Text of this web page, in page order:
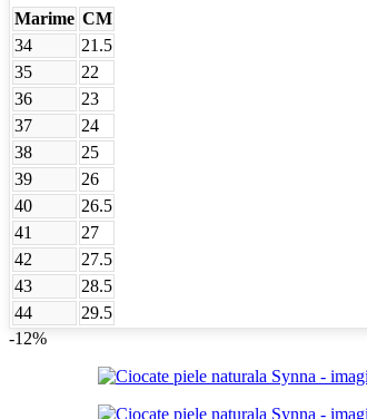
Marime CM
34
21.5
35
22
36
23
37
24
38
25
39
26
40
26.5
41
27
42
27.5
43
28.5
44
29.5
-12%